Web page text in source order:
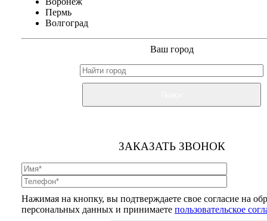
Пермь
Волгоград
Ваш город
ЗАКАЗАТЬ ЗВОНОК
Нажимая на кнопку, вы подтверждаете свое согласие на
персональных данных и принимаете пользовательское